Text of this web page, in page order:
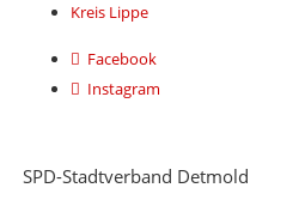
Kreis Lippe
Facebook
Instagram
SPD-Stadtverband Detmold